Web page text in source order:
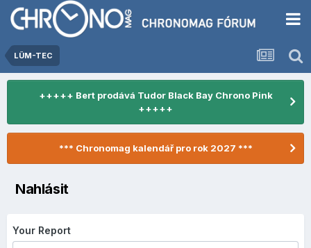
LÜM-TEC
+++++ Bert prodává Tudor Black Bay Chrono Pink
+++++
*** Chronomag kalendář pro rok 2027 ***
Nahlásit
Your Report